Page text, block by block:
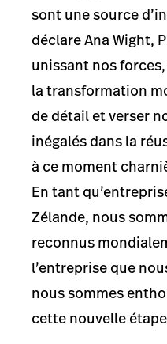
sont une source
déclare Ana Wight,
unissant nos
la transformation
de détail et verser
inégalés dans la
à ce moment
En tant
Zélande, nous
reconnus
l’entreprise que
nous sommes
cette nouvelle